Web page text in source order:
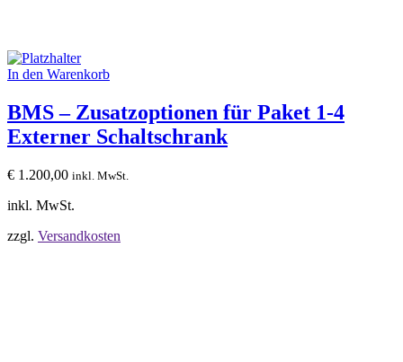
In den Warenkorb
BMS – Zusatzoptionen für Paket 1-4
Externer Schaltschrank
€ 1.200,00 inkl. MwSt.
inkl. MwSt.
zzgl. Versandkosten